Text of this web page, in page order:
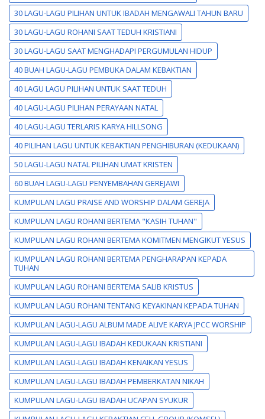
30 LAGU-LAGU PILIHAN UNTUK IBADAH MENGAWALI TAHUN BARU
30 LAGU-LAGU ROHANI SAAT TEDUH KRISTIANI
30 LAGU-LAGU SAAT MENGHADAPI PERGUMULAN HIDUP
40 BUAH LAGU-LAGU PEMBUKA DALAM KEBAKTIAN
40 LAGU LAGU PILIHAN UNTUK SAAT TEDUH
40 LAGU-LAGU PILIHAN PERAYAAN NATAL
40 LAGU-LAGU TERLARIS KARYA HILLSONG
40 PILIHAN LAGU UNTUK KEBAKTIAN PENGHIBURAN (KEDUKAAN)
50 LAGU-LAGU NATAL PILIHAN UMAT KRISTEN
60 BUAH LAGU-LAGU PENYEMBAHAN GEREJAWI
KUMPULAN LAGU PRAISE AND WORSHIP DALAM GEREJA
KUMPULAN LAGU ROHANI BERTEMA "KASIH TUHAN"
KUMPULAN LAGU ROHANI BERTEMA KOMITMEN MENGIKUT YESUS
KUMPULAN LAGU ROHANI BERTEMA PENGHARAPAN KEPADA
TUHAN
KUMPULAN LAGU ROHANI BERTEMA SALIB KRISTUS
KUMPULAN LAGU ROHANI TENTANG KEYAKINAN KEPADA TUHAN
KUMPULAN LAGU-LAGU ALBUM MADE ALIVE KARYA JPCC WORSHIP
KUMPULAN LAGU-LAGU IBADAH KEDUKAAN KRISTIANI
KUMPULAN LAGU-LAGU IBADAH KENAIKAN YESUS
KUMPULAN LAGU-LAGU IBADAH PEMBERKATAN NIKAH
KUMPULAN LAGU-LAGU IBADAH UCAPAN SYUKUR